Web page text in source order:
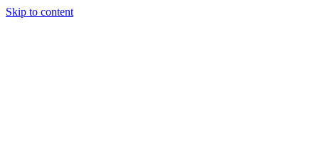
Skip to content